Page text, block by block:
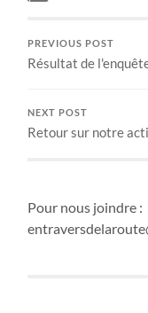
PREVIOUS POST
Résultat de
NEXT POST
Retour sur notre
Pour nous joindre :